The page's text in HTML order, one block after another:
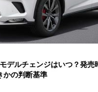
デルチェンジはいつ？発売
かの判断基準